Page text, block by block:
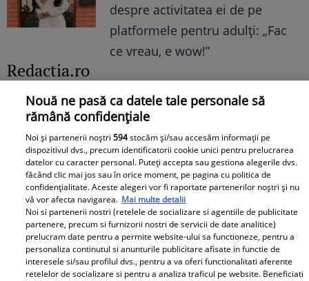
despre activitatea ei de pe
platformele pentru adulți: „Fac
ce vreau, e wow!”
Redactia.ro
Doliu imens în teatrul românesc!
Actrița Adela Mărculescu s-a
stins din viață
Citește și...
Gigi Becali i-a semnat sentința după FCSB –
Auda 2-3: „Nu va mai intra niciodată!”
Nouă ne pasă ca datele tale personale să
rămână confidențiale
Noi și partenerii noștri594stocăm și/sau accesăm informații pe
dispozitivul dvs., precum identificatorii cookie unici pentru prelucrarea
datelor cu caracter personal. Puteți accepta sau gestiona alegerile dvs.
făcând clic mai jos sau în orice moment, pe pagina cu politica de
confidențialitate. Aceste alegeri vor fi raportate partenerilor noștri și nu
vă vor afecta navigarea. Mai multe detalii
Noi si partenerii nostri (retelele de socializare si agentiile de publicitate
partenere, precum si furnizorii nostri de servicii de date analitice)
prelucram date pentru a permite website-ului sa functioneze, pentru a
personaliza continutul si anunturile publicitare afisate in functie de
interesele si/sau profilul dvs., pentru a va oferi functionalitati aferente
retelelor de socializare si pentru a analiza traficul pe website. Beneficiati